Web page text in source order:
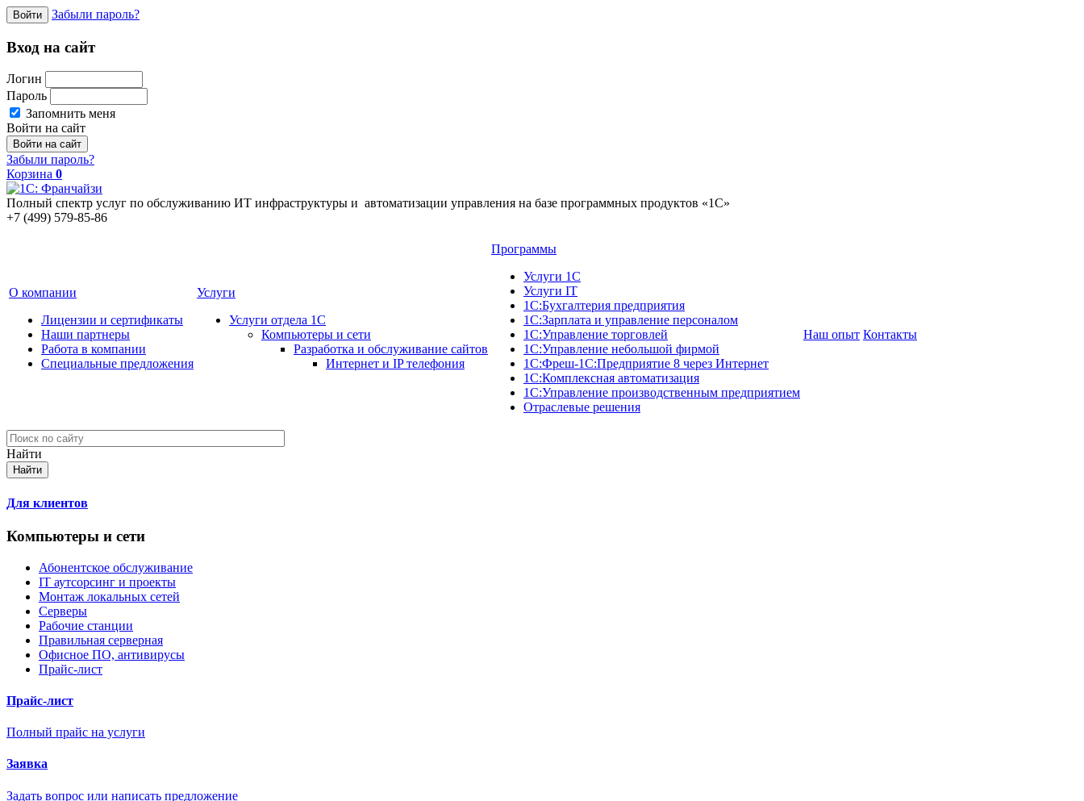
Войти Забыли пароль?
Вход на сайт
Логин
Пароль
Запомнить меня
Войти на сайт
Забыли пароль?
Корзина 0
Полный спектр услуг по обслуживанию ИТ инфраструктуры и автоматизации управления на базе программных продуктов «1С»
+7 (499) 579-85-86
О компании
Лицензии и сертификаты
Наши партнеры
Работа в компании
Специальные предложения
Услуги
Услуги отдела 1С
Компьютеры и сети
Разработка и обслуживание сайтов
Интернет и IP телефония
Программы
Услуги 1С
Услуги IT
1С:Бухгалтерия предприятия
1С:Зарплата и управление персоналом
1С:Управление торговлей
1С:Управление небольшой фирмой
1C:Фреш-1C:Предприятие 8 через Интернет
1С:Комплексная автоматизация
1С:Управление производственным предприятием
Отраслевые решения
Наш опыт Контакты
Найти
Для клиентов
Компьютеры и сети
Абонентское обслуживание
IT аутсорсинг и проекты
Монтаж локальных сетей
Серверы
Рабочие станции
Правильная серверная
Офисное ПО, антивирусы
Прайс-лист
Прайс-лист
Полный прайс на услуги
Заявка
Задать вопрос или написать предложение